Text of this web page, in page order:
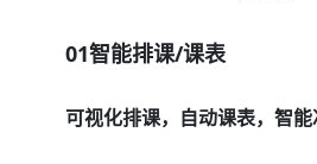
01智能排课/课表
可视化排课，自动课表，智